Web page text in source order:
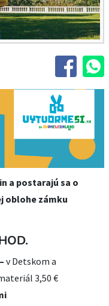
a postarajú sa o
oblohe zámku
v Detskom a
3,50 €